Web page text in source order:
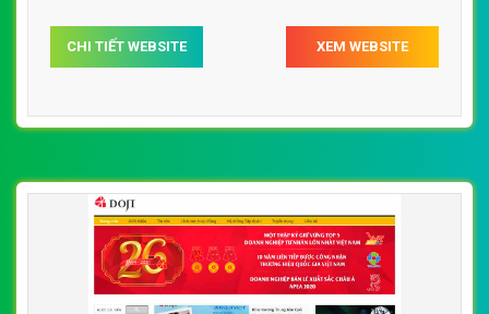
bạc đá quý bacngoctuancom
CHI TIẾT WEBSITE XEM WEBSITE